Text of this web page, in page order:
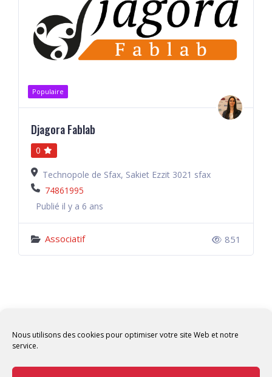
Nous utilisons des cookies pour optimiser votre site Web et notre
service.
Populaire
Djagora Fablab
0
Technopole de Sfax, Sakiet Ezzit 3021 sfax
74861995
Publié il y a 6 ans
Associatif 851